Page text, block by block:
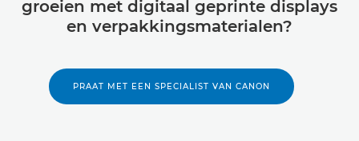
groeien met digitaal geprinte displays
en verpakkingsmaterialen?
PRAAT MET EEN SPECIALIST VAN CANON